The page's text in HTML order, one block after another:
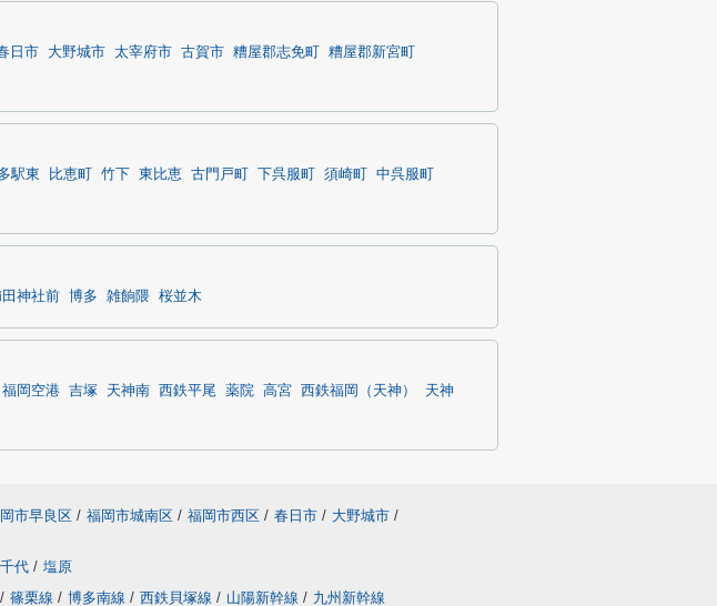
日市 大野城市 太宰府市 古賀市 糟屋郡志免町
糟屋郡新宮町
駅東 比恵町 竹下 東比恵 古門戸町 下呉服町 須崎町
中呉服町
神社前 博多 雑餉隈 桜並木
福岡空港 吉塚 天神南 西鉄平尾 薬院 高宮 西鉄福岡（天神）
天神
市早良区 / 福岡市城南区 / 福岡市西区 / 春日市 / 大野城市 /
千代 / 塩原
/ 篠栗線 / 博多南線 / 西鉄貝塚線 / 山陽新幹線 / 九州新幹線